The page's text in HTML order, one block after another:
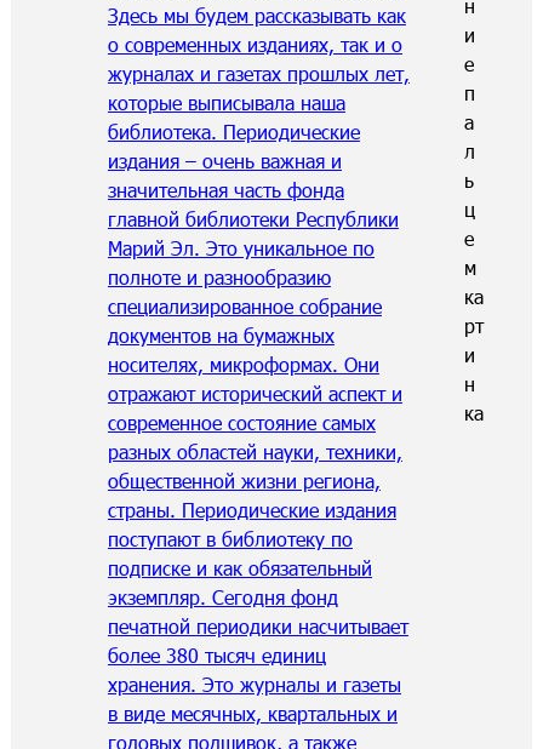
Здесь мы будем рассказывать как
о современных изданиях, так и о
журналах и газетах прошлых лет,
которые выписывала наша
библиотека. Периодические
издания – очень важная и
значительная часть фонда
главной библиотеки Республики
Марий Эл. Это уникальное по
полноте и разнообразию
специализированное собрание
документов на бумажных
носителях, микроформах. Они
отражают исторический аспект и
современное состояние самых
разных областей науки, техники,
общественной жизни региона,
страны. Периодические издания
поступают в библиотеку по
подписке и как обязательный
экземпляр. Сегодня фонд
печатной периодики насчитывает
более 380 тысяч единиц
хранения. Это журналы и газеты
в виде месячных, квартальных и
годовых подшивок, а также